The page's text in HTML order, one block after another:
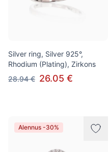
Silver ring, Silver 925°,
Rhodium (Plating), Zirkons
28.94 € 26.05 €
Alennus -30%